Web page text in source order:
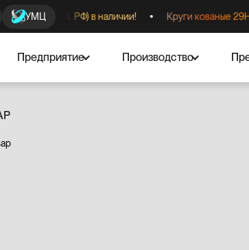
УМЦ
(произв. РФ) в наличии! Круги кованые 29НК
Предприятие Производство